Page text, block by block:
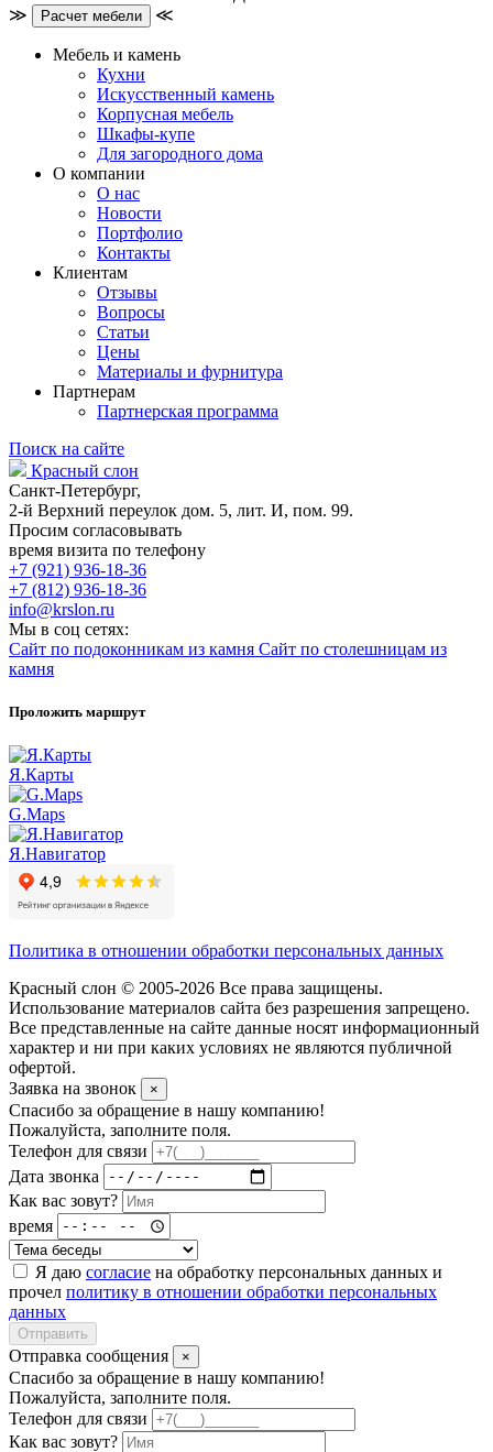
≫
Расчет мебели ≪
Мебель и камень
Кухни
Искусственный камень
Корпусная мебель
Шкафы-купе
Для загородного дома
О компании
О нас
Новости
Портфолио
Контакты
Клиентам
Отзывы
Вопросы
Статьи
Цены
Материалы и фурнитура
Партнерам
Партнерская программа
Поиск на сайте
Красный слон
Санкт-Петербург,
2-й Верхний переулок дом. 5, лит. И, пом. 99.
Просим согласовывать
время визита по телефону
+7 (921) 936-18-36
+7 (812) 936-18-36
info@krslon.ru
Мы в соц сетях:
Сайт по подоконникам из камня Сайт по столешницам из
камня
Проложить маршрут
Я.Карты
G.Maps
Я.Навигатор
Политика в отношении обработки персональных данных
Красный слон © 2005-2026 Все права защищены.
Использование материалов сайта без разрешения запрещено.
Все представленные на сайте данные носят информационный
характер и ни при каких условиях не являются публичной
офертой.
Заявка на звонок
×
Спасибо за обращение в нашу компанию!
Пожалуйста, заполните поля.
Телефон для связи
Дата звонка
Как вас зовут?
время
Я даю согласие на обработку персональных данных и
прочел политику в отношении обработки персональных
данных
Отправить
Отправка сообщения ×
Спасибо за обращение в нашу компанию!
Пожалуйста, заполните поля.
Телефон для связи
Как вас зовут?